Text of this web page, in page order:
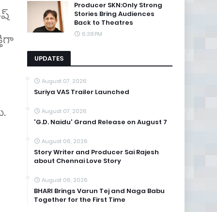
Producer SKN:Only Strong
Stories Bring Audiences
Back to Theatres
6:38 PM
UPDATES
August 07, 2026
Suriya VAS Trailer Launched
August 07, 2026
'G.D. Naidu' Grand Release on August 7
August 06, 2026
Story Writer and Producer Sai Rajesh
about Chennai Love Story
August 06, 2026
BHARI Brings Varun Tej and Naga Babu
Together for the First Time